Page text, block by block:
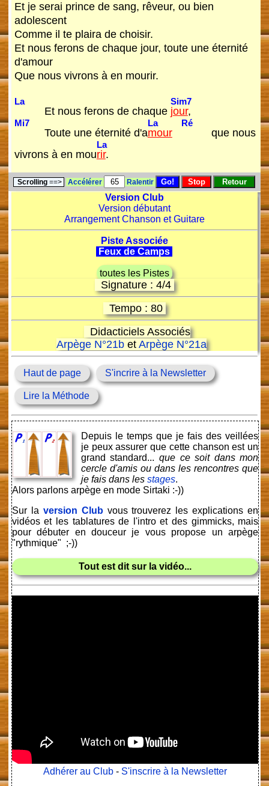
Et je serai prince de sang, rêveur, ou bien
adolescent
Comme il te plaira de choisir.
Et nous ferons de chaque jour, toute une éternité
d'amour
Que nous vivrons à en mourir.
La
Et nous ferons de chaque
Sim7
jour,
Mi7
Toute une éternité d'a
La
mour
Ré
que nous
vivrons à en mou
La
rir.
Scrolling==> Accélérer Ralentir
Version Club
Version débutant
Arrangement Chanson et Guitare
Piste Associée
Feux de Camps
toutes les Pistes
Signature : 4/4
Tempo : 80
Didacticiels Associés
Arpège N°21bet Arpège N°21a
Haut de page S'incrire à la Newsletter
Lire la Méthode
Depuis le temps que je fais des veillées
je peux assurer que cette chanson est un
grand standard... que ce soit dans mon
cercle d'amis ou dans les rencontres que
je fais dans les stages.
Alors parlons arpège en mode Sirtaki :-))
Sur la version Clubvous trouverez les explications en
vidéos et les tablatures de l'intro et des gimmicks, mais
pour débuter en douceur je vous propose un arpège
"rythmique" ;-))
Tout est dit sur la vidéo...
Adhérer au Club - S'inscrire à la Newsletter